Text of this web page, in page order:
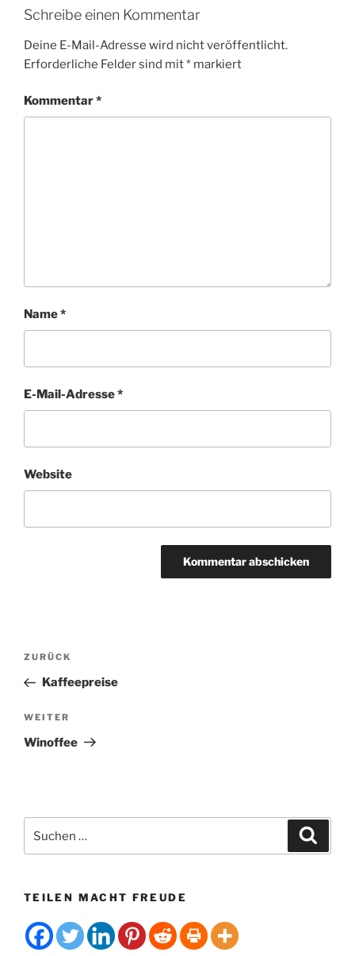
Schreibe einen Kommentar
Deine E-Mail-Adresse wird nicht veröffentlicht.
Erforderliche Felder sind mit* markiert
Kommentar*
Name*
E-Mail-Adresse*
Website
e
r
a
t
:
Beitragsnavigation
Vorheriger
Beitrag
ZURÜCK
Kaffeepreise
Nächster
Beitrag
WEITER
Winoffee
nach:
TEILEN MACHT FREUDE